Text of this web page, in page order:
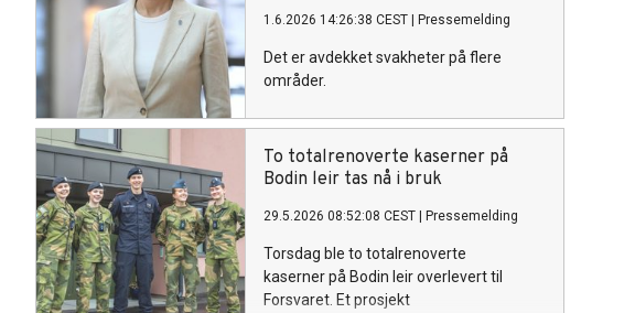
1.6.2026 14:26:38 CEST Pressemelding
Det er avdekket svakheter på flere
områder.
​​To totalrenoverte kaserner på
Bodin leir tas nå i bruk​
29.5.2026 08:52:08 CEST Pressemelding
Torsdag ble to totalrenoverte
kaserner på Bodin leir overlevert til
Forsvaret. Et prosjekt